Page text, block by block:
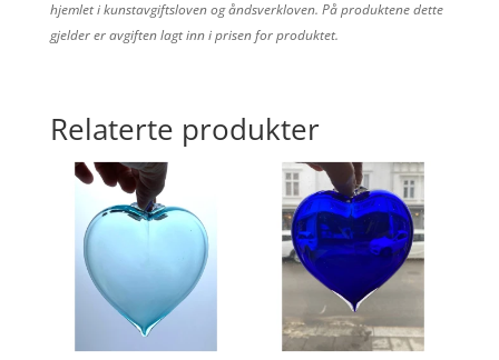
hjemlet i kunstavgiftsloven og åndsverkloven. På produktene dette
gjelder er avgiften lagt inn i prisen for produktet.
Relaterte produkter